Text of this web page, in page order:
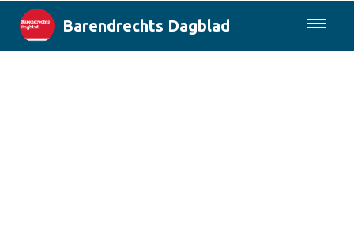
Barendrechts Dagblad